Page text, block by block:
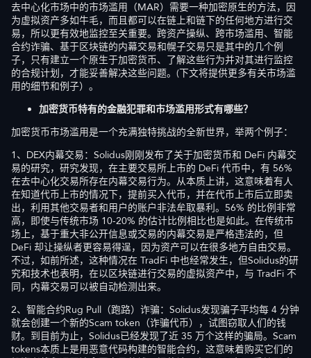
去中心化市场中的市场滥用（MAR）需要一种加密原生的方法，因
为虚拟资产多如牛毛，而且都可以在链上和链下的任何地方进行交
易，所以更有效地监控至关重要。跨资产操纵、跨市场滥用、智能
合约诈骗、基于区块链的内幕交易和幌子交易只是其中的几个例
子，只有建立一个原生于加密货币、了解这些行为并对其进行监控
的合规计划，才能妥善解决这些问题。(下文将提供更多有关市场滥
用的细节和例子）。
加密货币特有的金融犯罪和市场滥用形式有哪些？
加密货币市场滥用是一个充满独特挑战的全新世界，举两个例子：
1、DEX内幕交易：Solidus刚刚发布了关于加密货币和 DeFi 内幕交
易的研究，研究发现，在主要交易所上市的 DeFi 代币中，有 56%
在去中心化交易所存在内幕交易行为。从本质上讲，这意味着有人
在知道代币上市的情况下，提前买入代币，并在代币上市后立即卖
出，利用其他交易者和用户的账户非法牟取暴利。56% 的比例非常
高，即使与传统市场 10-20% 的估计比例相比也是如此。在传统市
场上，基于重大非公开信息或交易的内幕交易是严格违法的，但
DeFi 却让操纵者更容易得逞，因为资产可以在很多地方自由交易。
不过，如前所述，这种情况在 TradFi 中也经常发生，但Solidus的研
究和技术也表明，在以区块链进行交易的虚拟资产中，与 TradFi 不
同，内幕交易可以被自动检测出来。
2、智能合约Rug Pull（跑路）诈骗：Solidus发现骗子平均每 4 分钟
就会创建一个新的Scam token（诈骗代币），试图窃取人们的钱
财。到目前为止，Solidus已经发现了近 35 万个这样的骗局。Scam
tokens本质上是用恶意代码构建的智能合约，这意味着购买它们的